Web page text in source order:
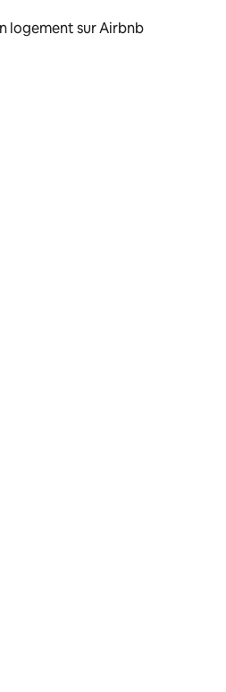
logement sur Airbnb